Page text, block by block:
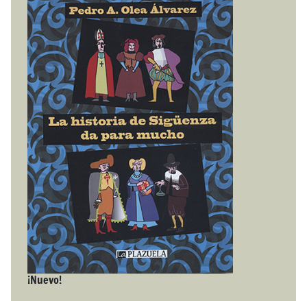
¡Nuevo!